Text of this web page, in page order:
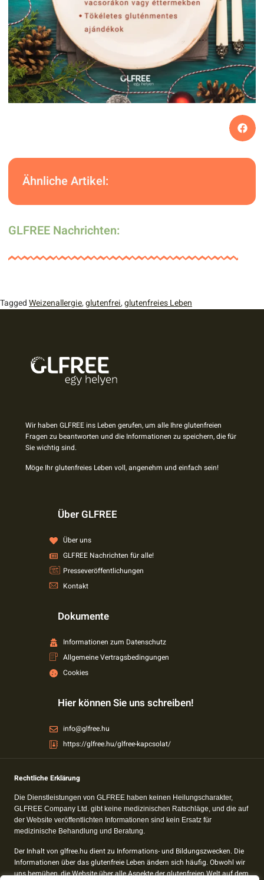
Ähnliche Artikel:
GLFREE Nachrichten:
TaggedWeizenallergie,glutenfrei,glutenfreies Leben
Wir haben GLFREE ins Leben gerufen, um alle Ihre glutenfreien
Fragen zu beantworten und die Informationen zu speichern, die für
Sie wichtig sind.
Möge Ihr glutenfreies Leben voll, angenehm und einfach sein!
Über GLFREE
Über uns
GLFREE Nachrichten für alle!
Presseveröffentlichungen
Kontakt
Dokumente
Informationen zum Datenschutz
Allgemeine Vertragsbedingungen
Cookies
Hier können Sie uns schreiben!
info@glfree.hu
https://glfree.hu/glfree-kapcsolat/
Rechtliche Erklärung
Die Dienstleistungen von GLFREE haben keinen Heilungscharakter,
GLFREE Company Ltd. gibt keine medizinischen Ratschläge, und die auf
der Website veröffentlichten Informationen sind kein Ersatz für
medizinische Behandlung und Beratung.
Der Inhalt von glfree.hu dient zu Informations- und Bildungszwecken. Die
Informationen über das glutenfreie Leben ändern sich häufig. Obwohl wir
uns bemühen, die Website über alle Aspekte der glutenfreien Welt auf dem